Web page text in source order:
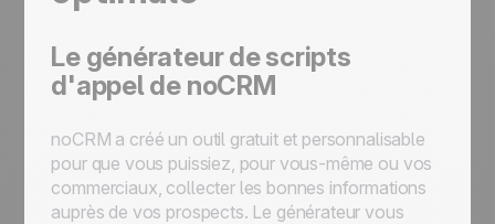
Le générateur de scripts
d'appel de noCRM
noCRM a créé un outil gratuit et personnalisable
pour que vous puissiez, pour vous-même ou vos
commerciaux, collecter les bonnes informations
auprès de vos prospects. Le générateur vous